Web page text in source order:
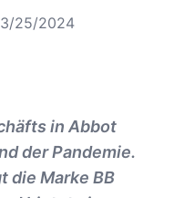
3/25/2024
in Abbot
der Pandemie.
die Marke BB